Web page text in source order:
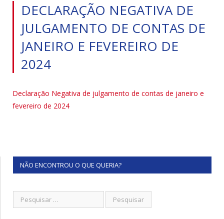
DECLARAÇÃO NEGATIVA DE
JULGAMENTO DE CONTAS DE
JANEIRO E FEVEREIRO DE
2024
Declaração Negativa de julgamento de contas de janeiro e
fevereiro de 2024
NÃO ENCONTROU O QUE QUERIA?